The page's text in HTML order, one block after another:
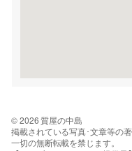
© 2026 質屋の中島
掲載されている写真･文章等の
一切の無断転載を禁じます。